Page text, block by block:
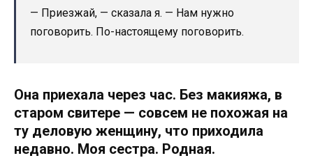
— Приезжай, — сказала я. — Нам нужно
поговорить. По-настоящему поговорить.
Она приехала через час. Без макияжа, в
старом свитере — совсем не похожая на
ту деловую женщину, что приходила
недавно. Моя сестра. Родная.